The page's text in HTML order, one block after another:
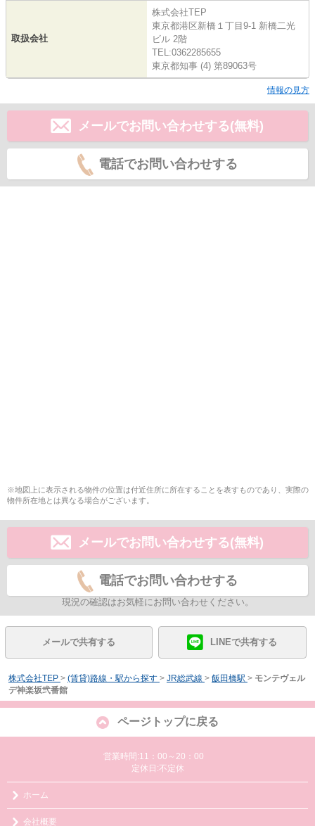
取扱会社
株式会社TEP
東京都港区新橋１丁目9-1 新橋二光
ビル 2階
TEL:0362285655
東京都知事 (4) 第89063号
情報の見方
メールでお問い合わせする(無料)
電話でお問い合わせする
※地図上に表示される物件の位置は付近住所に所在することを表すものであり、実際の
物件所在地とは異なる場合がございます。
メールでお問い合わせする(無料)
電話でお問い合わせする
現況の確認はお気軽にお問い合わせください。
メールで共有する LINEで共有する
株式会社TEP > (賃貸)路線・駅から探す > JR総武線 > 飯田橋駅 > モンテヴェル
デ神楽坂弐番館
ページトップに戻る
営業時間:11：00～20：00
定休日:不定休
ホーム
会社概要